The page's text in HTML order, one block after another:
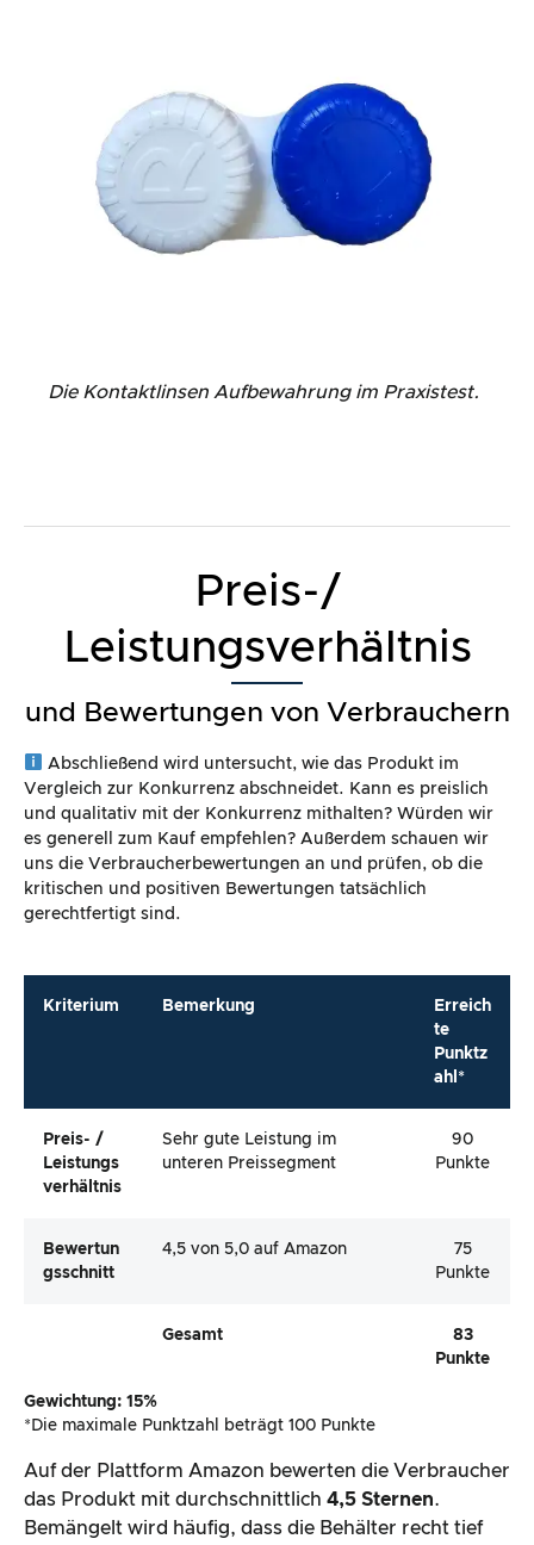
Die Kontaktlinsen Aufbewahrung im Praxistest.
Preis-/
Leistungsverhältnis
und Bewertungen von Verbrauchern
Abschließend wird untersucht, wie das Produkt im
Vergleich zur Konkurrenz abschneidet. Kann es preislich
und qualitativ mit der Konkurrenz mithalten? Würden wir
es generell zum Kauf empfehlen? Außerdem schauen wir
uns die Verbraucherbewertungen an und prüfen, ob die
kritischen und positiven Bewertungen tatsächlich
gerechtfertigt sind.
Kriterium Bemerkung
Erreich
te
Punktz
ahl*
Preis- /
Leistungs
Verhältnis
Sehr gute Leistung im
unteren Preissegment
90
Punkte
Bewertun
Gsschnitt
4,5 von 5,0 auf Amazon
75
Punkte
Gesamt
83
Punkte
Gewichtung: 15%
*Die maximale Punktzahl beträgt 100 Punkte
Auf der Plattform Amazon bewerten die Verbraucher
das Produkt mit durchschnittlich 4,5 Sternen.
Bemängelt wird häufig, dass die Behälter recht tief